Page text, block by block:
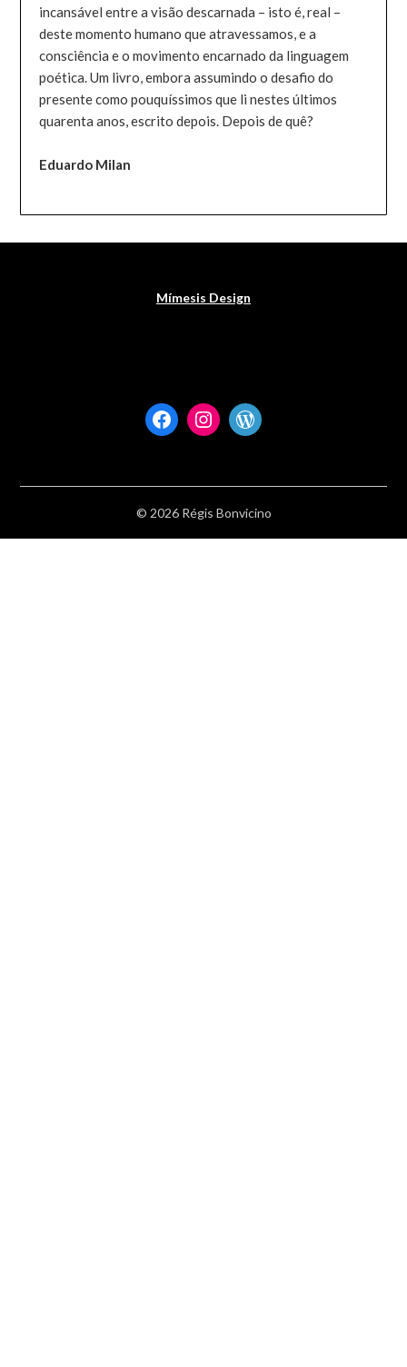
incansável entre a visão descarnada – isto é, real –
deste momento humano que atravessamos, e a
consciência e o movimento encarnado da linguagem
poética. Um livro, embora assumindo o desafio do
presente como pouquíssimos que li nestes últimos
quarenta anos, escrito depois. Depois de quê?
Eduardo Milan
Mímesis Design
Facebook
InstagramWordPress
© 2026 Régis Bonvicino